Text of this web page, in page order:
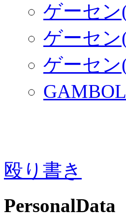
ゲーセン
ゲーセン
ゲーセン
殴り書き
PersonalData